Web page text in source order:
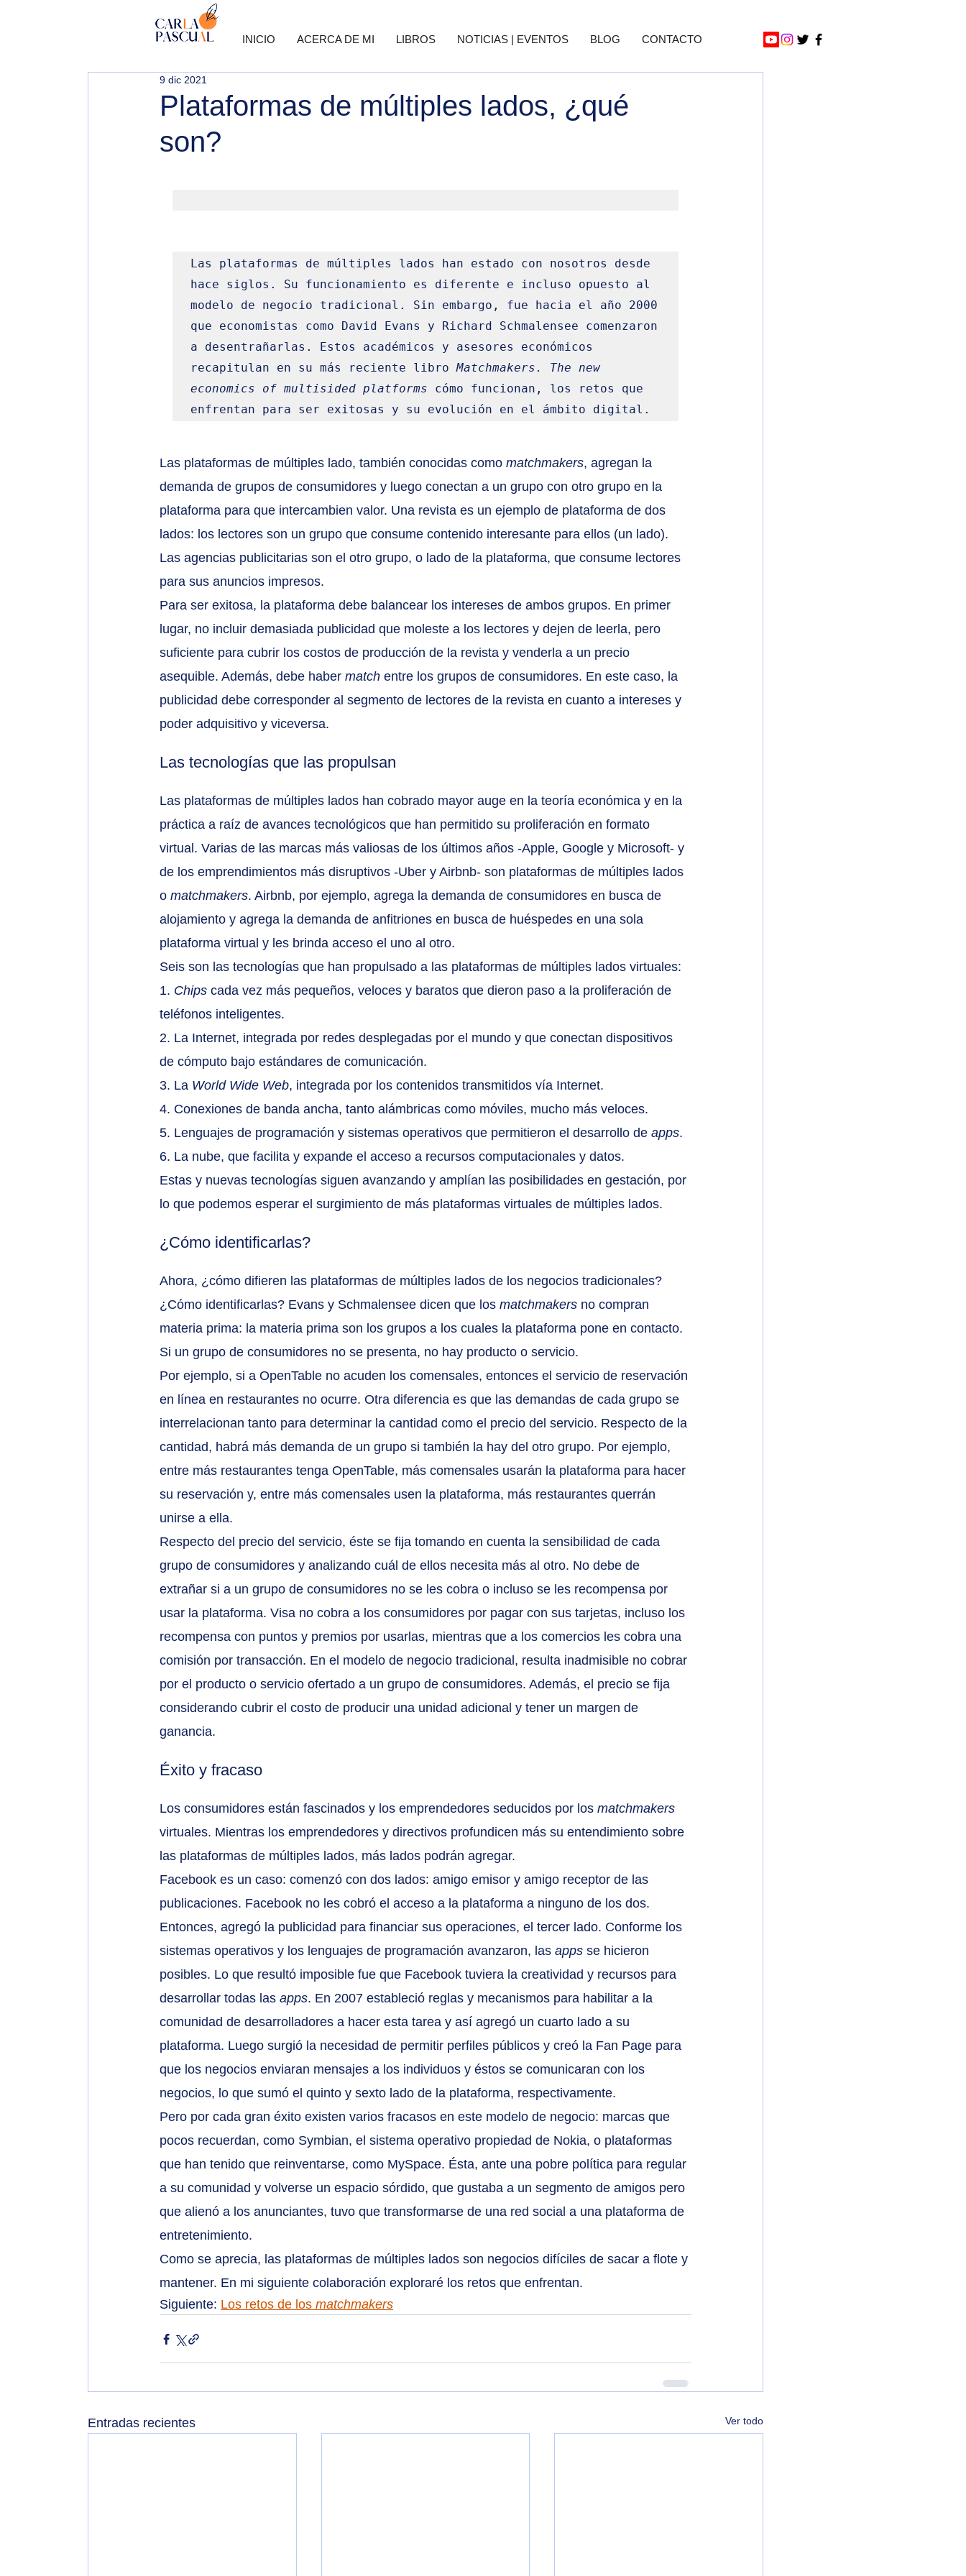
INICIO ACERCA DE MI LIBROS NOTICIAS | EVENTOS BLOG CONTACTO
Plataformas de múltiples lados, ¿qué
son?
9 dic 2021
Las plataformas de múltiples lados han estado con nosotros desde
hace siglos. Su funcionamiento es diferente e incluso opuesto al
modelo de negocio tradicional. Sin embargo, fue hacia el año 2000
que economistas como David Evans y Richard Schmalensee comenzaron
a desentrañarlas. Estos académicos y asesores económicos
recapitulan en su más reciente libro Matchmakers. The new
economics of multisided platforms cómo funcionan, los retos que
enfrentan para ser exitosas y su evolución en el ámbito digital.
Las plataformas de múltiples lado, también conocidas como matchmakers, agregan la
demanda de grupos de consumidores y luego conectan a un grupo con otro grupo en la
plataforma para que intercambien valor. Una revista es un ejemplo de plataforma de dos
lados: los lectores son un grupo que consume contenido interesante para ellos (un lado).
Las agencias publicitarias son el otro grupo, o lado de la plataforma, que consume lectores
para sus anuncios impresos.
Para ser exitosa, la plataforma debe balancear los intereses de ambos grupos. En primer
lugar, no incluir demasiada publicidad que moleste a los lectores y dejen de leerla, pero
suficiente para cubrir los costos de producción de la revista y venderla a un precio
asequible. Además, debe haber match entre los grupos de consumidores. En este caso, la
publicidad debe corresponder al segmento de lectores de la revista en cuanto a intereses y
poder adquisitivo y viceversa.
Las tecnologías que las propulsan
Las plataformas de múltiples lados han cobrado mayor auge en la teoría económica y en la
práctica a raíz de avances tecnológicos que han permitido su proliferación en formato
virtual. Varias de las marcas más valiosas de los últimos años -Apple, Google y Microsoft- y
de los emprendimientos más disruptivos -Uber y Airbnb- son plataformas de múltiples lados
o matchmakers. Airbnb, por ejemplo, agrega la demanda de consumidores en busca de
alojamiento y agrega la demanda de anfitriones en busca de huéspedes en una sola
plataforma virtual y les brinda acceso el uno al otro.
Seis son las tecnologías que han propulsado a las plataformas de múltiples lados virtuales:
1. Chips cada vez más pequeños, veloces y baratos que dieron paso a la proliferación de
teléfonos inteligentes.
2. La Internet, integrada por redes desplegadas por el mundo y que conectan dispositivos
de cómputo bajo estándares de comunicación.
3. La World Wide Web, integrada por los contenidos transmitidos vía Internet.
4. Conexiones de banda ancha, tanto alámbricas como móviles, mucho más veloces.
5. Lenguajes de programación y sistemas operativos que permitieron el desarrollo de apps.
6. La nube, que facilita y expande el acceso a recursos computacionales y datos.
Estas y nuevas tecnologías siguen avanzando y amplían las posibilidades en gestación, por
lo que podemos esperar el surgimiento de más plataformas virtuales de múltiples lados.
¿Cómo identificarlas?
Ahora, ¿cómo difieren las plataformas de múltiples lados de los negocios tradicionales?
¿Cómo identificarlas? Evans y Schmalensee dicen que los matchmakers no compran
materia prima: la materia prima son los grupos a los cuales la plataforma pone en contacto.
Si un grupo de consumidores no se presenta, no hay producto o servicio.
Por ejemplo, si a OpenTable no acuden los comensales, entonces el servicio de reservación
en línea en restaurantes no ocurre. Otra diferencia es que las demandas de cada grupo se
interrelacionan tanto para determinar la cantidad como el precio del servicio. Respecto de la
cantidad, habrá más demanda de un grupo si también la hay del otro grupo. Por ejemplo,
entre más restaurantes tenga OpenTable, más comensales usarán la plataforma para hacer
su reservación y, entre más comensales usen la plataforma, más restaurantes querrán
unirse a ella.
Respecto del precio del servicio, éste se fija tomando en cuenta la sensibilidad de cada
grupo de consumidores y analizando cuál de ellos necesita más al otro. No debe de
extrañar si a un grupo de consumidores no se les cobra o incluso se les recompensa por
usar la plataforma. Visa no cobra a los consumidores por pagar con sus tarjetas, incluso los
recompensa con puntos y premios por usarlas, mientras que a los comercios les cobra una
comisión por transacción. En el modelo de negocio tradicional, resulta inadmisible no cobrar
por el producto o servicio ofertado a un grupo de consumidores. Además, el precio se fija
considerando cubrir el costo de producir una unidad adicional y tener un margen de
ganancia.
Éxito y fracaso
Los consumidores están fascinados y los emprendedores seducidos por los matchmakers
virtuales. Mientras los emprendedores y directivos profundicen más su entendimiento sobre
las plataformas de múltiples lados, más lados podrán agregar.
Facebook es un caso: comenzó con dos lados: amigo emisor y amigo receptor de las
publicaciones. Facebook no les cobró el acceso a la plataforma a ninguno de los dos.
Entonces, agregó la publicidad para financiar sus operaciones, el tercer lado. Conforme los
sistemas operativos y los lenguajes de programación avanzaron, las apps se hicieron
posibles. Lo que resultó imposible fue que Facebook tuviera la creatividad y recursos para
desarrollar todas las apps. En 2007 estableció reglas y mecanismos para habilitar a la
comunidad de desarrolladores a hacer esta tarea y así agregó un cuarto lado a su
plataforma. Luego surgió la necesidad de permitir perfiles públicos y creó la Fan Page para
que los negocios enviaran mensajes a los individuos y éstos se comunicaran con los
negocios, lo que sumó el quinto y sexto lado de la plataforma, respectivamente.
Pero por cada gran éxito existen varios fracasos en este modelo de negocio: marcas que
pocos recuerdan, como Symbian, el sistema operativo propiedad de Nokia, o plataformas
que han tenido que reinventarse, como MySpace. Ésta, ante una pobre política para regular
a su comunidad y volverse un espacio sórdido, que gustaba a un segmento de amigos pero
que alienó a los anunciantes, tuvo que transformarse de una red social a una plataforma de
entretenimiento.
Como se aprecia, las plataformas de múltiples lados son negocios difíciles de sacar a flote y
mantener. En mi siguiente colaboración exploraré los retos que enfrentan.
Siguiente: Los retos de los matchmakers
Entradas recientes Ver todo